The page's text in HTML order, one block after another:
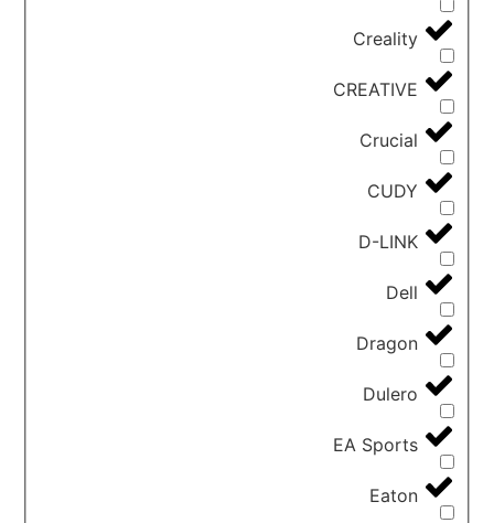
Creality
CREATIVE
Crucial
CUDY
D-LINK
Dell
Dragon
Dulero
EA Sports
Eaton